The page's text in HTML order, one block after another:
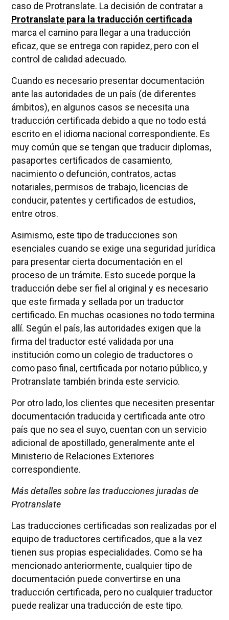
caso de Protranslate. La decisión de contratar a
Protranslate para la traducción certificada
marca el camino para llegar a una traducción
eficaz, que se entrega con rapidez, pero con el
control de calidad adecuado.
Cuando es necesario presentar documentación
ante las autoridades de un país (de diferentes
ámbitos), en algunos casos se necesita una
traducción certificada debido a que no todo está
escrito en el idioma nacional correspondiente. Es
muy común que se tengan que traducir diplomas,
pasaportes certificados de casamiento,
nacimiento o defunción, contratos, actas
notariales, permisos de trabajo, licencias de
conducir, patentes y certificados de estudios,
entre otros.
Asimismo, este tipo de traducciones son
esenciales cuando se exige una seguridad jurídica
para presentar cierta documentación en el
proceso de un trámite. Esto sucede porque la
traducción debe ser fiel al original y es necesario
que este firmada y sellada por un traductor
certificado. En muchas ocasiones no todo termina
allí. Según el país, las autoridades exigen que la
firma del traductor esté validada por una
institución como un colegio de traductores o
como paso final, certificada por notario público, y
Protranslate también brinda este servicio.
Por otro lado, los clientes que necesiten presentar
documentación traducida y certificada ante otro
país que no sea el suyo, cuentan con un servicio
adicional de apostillado, generalmente ante el
Ministerio de Relaciones Exteriores
correspondiente.
Más detalles sobre las traducciones juradas de
Protranslate
Las traducciones certificadas son realizadas por el
equipo de traductores certificados, que a la vez
tienen sus propias especialidades. Como se ha
mencionado anteriormente, cualquier tipo de
documentación puede convertirse en una
traducción certificada, pero no cualquier traductor
puede realizar una traducción de este tipo.